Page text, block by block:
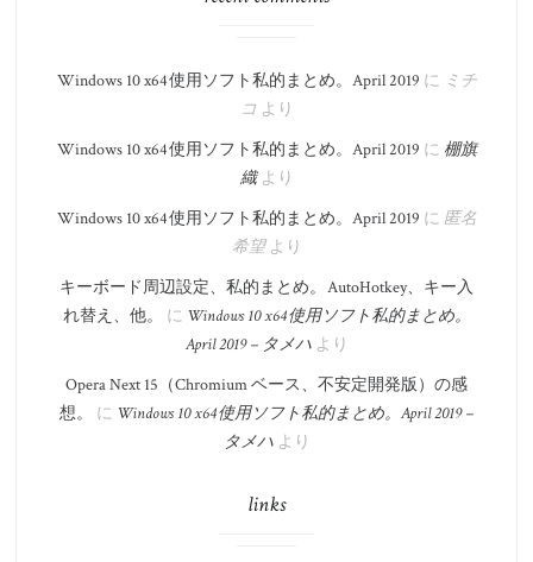
Windows 10 x64 使用ソフト私的まとめ。​April 2019 に ミチ
コ より
Windows 10 x64 使用ソフト私的まとめ。​April 2019 に 棚旗
織より
Windows 10 x64 使用ソフト私的まとめ。​April 2019 に 匿名
希望より
キーボード周辺設定、私的まとめ。 AutoHotkey、キー入
れ替え、他。
に Windows 10 x64 使用ソフト私的まとめ。​
April 2019 – タメハより
Opera Next 15（Chromium ベース、不安定開発版）の感
想。
に Windows 10 x64 使用ソフト私的まとめ。​April 2019 –
タメハより
links